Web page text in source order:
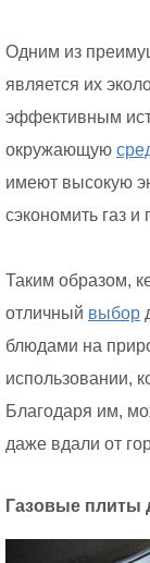
Одним из
является их
эффективным
окружающую
имеют высокую
сэкономить газ
Таким образом,
отличный выбор
блюдами на
использовании,
Благодаря им,
даже вдали от
Газовые плиты